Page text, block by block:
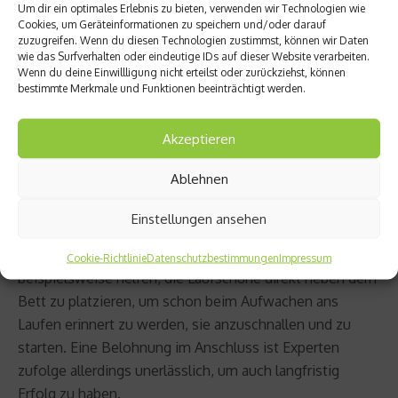
Um dir ein optimales Erlebnis zu bieten, verwenden wir Technologien wie
Cookies, um Geräteinformationen zu speichern und/oder darauf
zuzugreifen. Wenn du diesen Technologien zustimmst, können wir Daten
wie das Surfverhalten oder eindeutige IDs auf dieser Website verarbeiten.
Wenn du deine Einwillligung nicht erteilst oder zurückziehst, können
bestimmte Merkmale und Funktionen beeinträchtigt werden.
Akzeptieren
Ablehnen
Einstellungen ansehen
Cookie-RichtlinieDatenschutzbestimmungenImpressum
kommt und stellt sich darauf ein. Jeder kennt diesen
„Alltagstrott“. Um seine Ziele zu erreichen, kann es
hilfreich sein solche Gewohnheiten zu durchbrechen.
Dabei reichen oft Kleinigkeiten. Wer mit dem Rauchen
aufhören möchte, aber immer bei der Tasse Kaffee am
Morgen eine gequalmt hat, könnte beispielsweise Tee
trinken und keine rauchen. Die Kombination Kaffee-
Kippe wird so durchbrochen, es entsteht weniger
schnell das Gefühl, „dass etwas fehlt“.
Um neue Gewohnheiten zu etablieren, kann es
beispielsweise helfen, die Laufschuhe direkt neben dem
Bett zu platzieren, um schon beim Aufwachen ans
Laufen erinnert zu werden, sie anzuschnallen und zu
starten. Eine Belohnung im Anschluss ist Experten
zufolge allerdings unerlässlich, um auch langfristig
Erfolg zu haben.